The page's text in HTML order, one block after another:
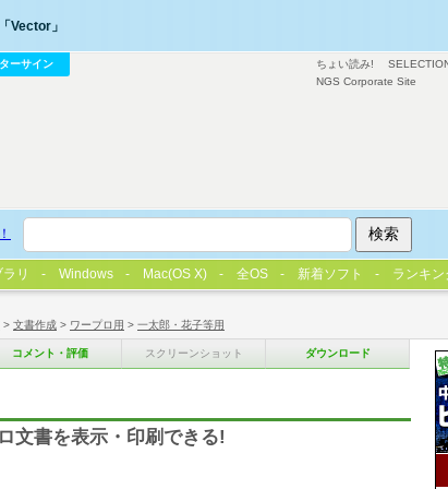
> 文書作成 > ワープロ用 > 一太郎・花子等用
コメント・評価 スクリーンショット ダウンロード
文書を表示・印刷できる!
ちょい読み!
NGS Corporate Site
Vector」
ーサイン
リ Windows Mac(OS X) 全OS 新着ソフト ランキン